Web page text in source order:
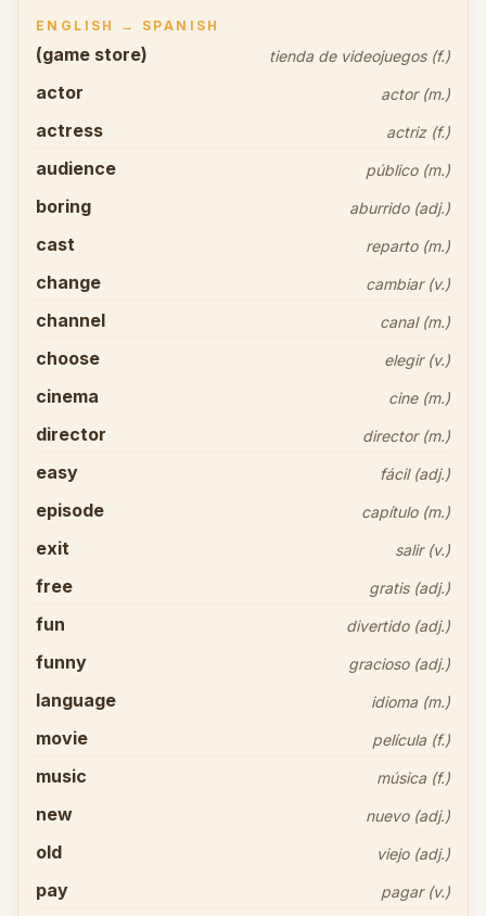
ENGLISH → SPANISH
(game store) tienda de videojuegos (f.)
actor actor (m.)
actress actriz (f.)
audience público (m.)
boring aburrido (adj.)
cast reparto (m.)
change cambiar (v.)
channel canal (m.)
choose elegir (v.)
cinema cine (m.)
director director (m.)
easy fácil (adj.)
episode capítulo (m.)
exit salir (v.)
free gratis (adj.)
fun divertido (adj.)
funny gracioso (adj.)
language idioma (m.)
movie película (f.)
music música (f.)
new nuevo (adj.)
old viejo (adj.)
pay pagar (v.)